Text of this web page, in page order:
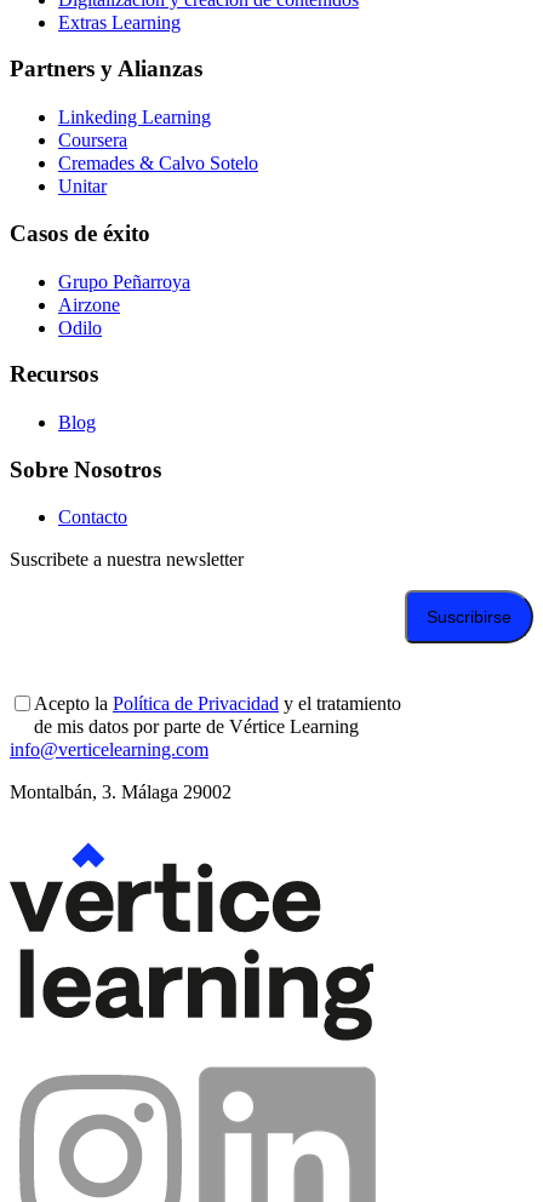
Extras Learning
Partners y Alianzas
Linkeding Learning
Coursera
Cremades & Calvo Sotelo
Unitar
Casos de éxito
Grupo Peñarroya
Airzone
Odilo
Recursos
Blog
Sobre Nosotros
Contacto
Suscribete a nuestra newsletter
Acepto la Política de Privacidad y el tratamiento
de mis datos por parte de Vértice Learning
info@verticelearning.com
Montalbán, 3. Málaga 29002